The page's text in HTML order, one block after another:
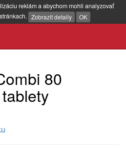
reklám a abychom mohli analyzovať
Zobrazit detaily OK
80